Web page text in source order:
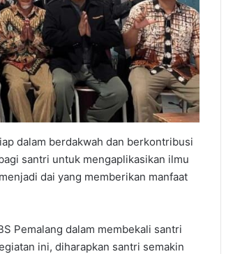
dalam berdakwah dan berkontribusi
santri untuk mengaplikasikan ilmu
dai yang memberikan manfaat
Pemalang dalam membekali santri
ini, diharapkan santri semakin